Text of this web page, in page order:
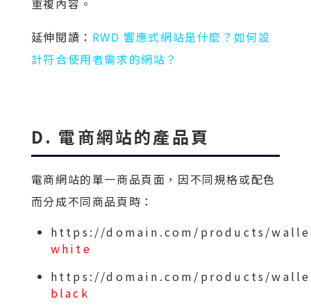
延伸閱讀： RWD 響應式網站是什麼？如何設
計符合使用者需求的網站？
D. 電商網站的產品頁
電商網站的單一商品頁面，因不同規格或配色
而分成不同商品頁時：
https://domain.com/products/
white
https://domain.com/products/
black